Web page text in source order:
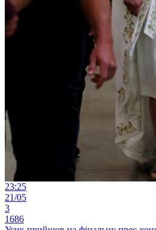
23:25
21/05
3
1686